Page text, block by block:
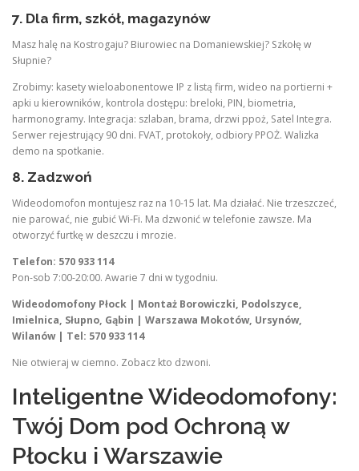
7. Dla firm, szkół, magazynów
Masz halę na Kostrogaju? Biurowiec na Domaniewskiej? Szkołę w
Słupnie?
Zrobimy: kasety wieloabonentowe IP z listą firm, wideo na portierni +
apki u kierowników, kontrola dostępu: breloki, PIN, biometria,
harmonogramy. Integracja: szlaban, brama, drzwi ppoż, Satel Integra.
Serwer rejestrujący 90 dni. FVAT, protokoły, odbiory PPOŻ. Walizka
demo na spotkanie.
8. Zadzwoń
Wideodomofon montujesz raz na 10-15 lat. Ma działać. Nie trzeszczeć,
nie parować, nie gubić Wi-Fi. Ma dzwonić w telefonie zawsze. Ma
otworzyć furtkę w deszczu i mrozie.
Telefon: 570 933 114
Pon-sob 7:00-20:00. Awarie 7 dni w tygodniu.
Wideodomofony Płock | Montaż Borowiczki, Podolszyce,
Imielnica, Słupno, Gąbin | Warszawa Mokotów, Ursynów,
Wilanów | Tel: 570 933 114
Nie otwieraj w ciemno. Zobacz kto dzwoni.
Inteligentne Wideodomofony:
Twój Dom pod Ochroną w
Płocku i Warszawie